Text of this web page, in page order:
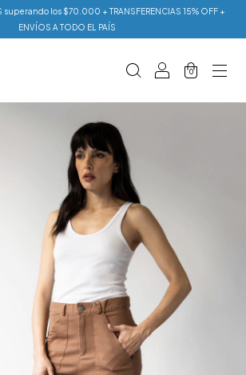
superando los $70.000 + TRANSFERENCIAS 15% OFF +
ENVÍOS A TODO EL PAÍS
0